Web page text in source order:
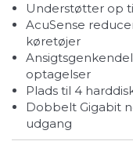
Understøtter op
AcuSense reducerer falske alarmer fra personer og
køretøjer
Ansigtsgenkendelse og intelligent søgning i
optagelser
Plads til 4
Dobbelt Gigabit netværksport og dobbelt HDMI 4K
udgang